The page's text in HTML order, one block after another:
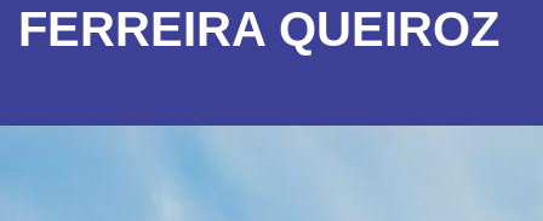
FERREIRA QUEIROZ